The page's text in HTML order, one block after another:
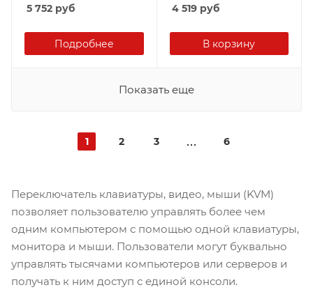
5 752 руб
Подробнее
4 519руб
В корзину
Показать еще
1 2 3 6
Переключатель клавиатуры, видео, мыши (KVM)
позволяет пользователю управлять более чем
одним компьютером с помощью одной клавиатуры,
монитора и мыши. Пользователи могут буквально
управлять тысячами компьютеров или серверов и
получать к ним доступ с единой консоли.